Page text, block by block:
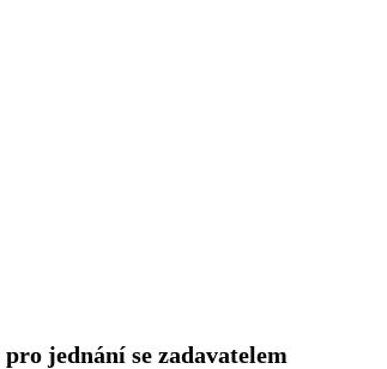
pro jednání se zadavatelem